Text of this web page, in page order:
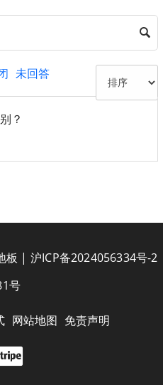
未回答
？
板 | 沪ICP备2024056334号-2
号
网站地图 免责声明